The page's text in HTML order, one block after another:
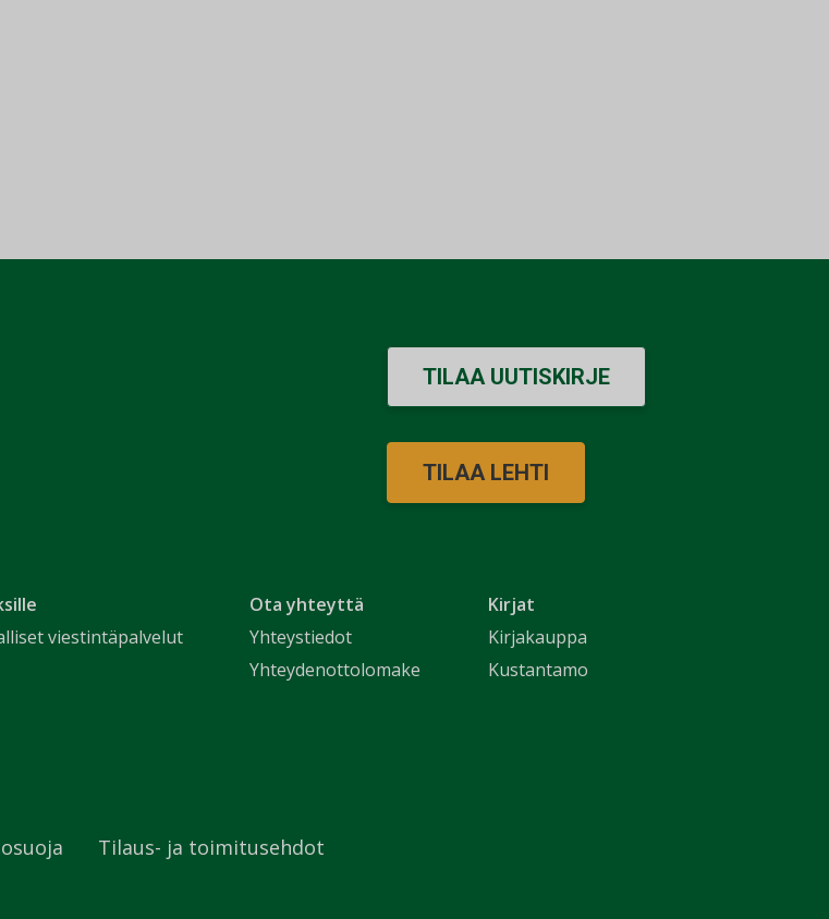
viestintäpalvelut
Ota yhteyttä
Yhteystiedot
Yhteydenottolomake
Kirjat
Kirjakauppa
Kustantamo
TILAA UUTISKIRJE
TILAA LEHTI
Tilaus- ja toimitusehdot